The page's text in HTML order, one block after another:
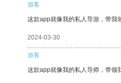
游客
这款app就像我的私人导游，带我
2024-03-30
游客
这款app就像我的私人导师，带领